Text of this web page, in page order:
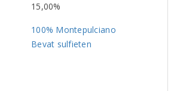
15,00%
100% Montepulciano
Bevat sulfieten